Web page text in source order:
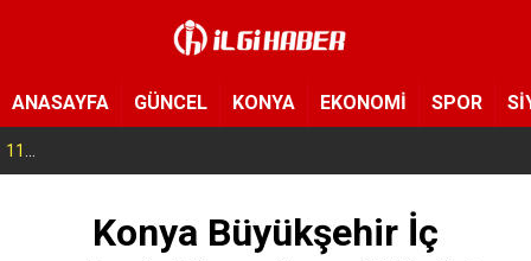
ANASAYFA GÜNCEL KONYA EKONOMİ SPOR
11:16
Konya Büyükşehir İç